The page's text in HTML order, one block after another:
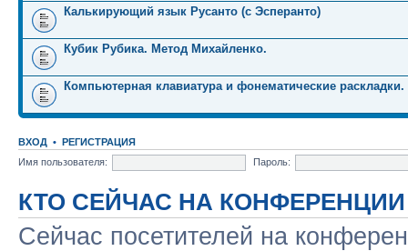
Калькирующий язык Русанто (с Эсперанто)
Кубик Рубика. Метод Михайленко.
Компьютерная клавиатура и фонематические раскладки.
ВХОД • РЕГИСТРАЦИЯ
Имя пользователя:
Пароль:
КТО СЕЙЧАС НА КОНФЕРЕНЦИИ
Сейчас посетителей на